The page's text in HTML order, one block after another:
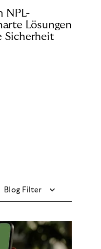
NPL-
Lösungen
Sicherheit
Blog Filter